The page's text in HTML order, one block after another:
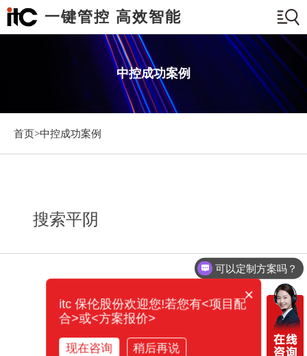
一键管控 高效智能
中控成功案例
首页>中控成功案例
搜索平阴
可以定制方案吗？
×
itc 保伦股份欢迎您!若您有<项目配
合>或<方案报价>
现在咨询 稍后再说